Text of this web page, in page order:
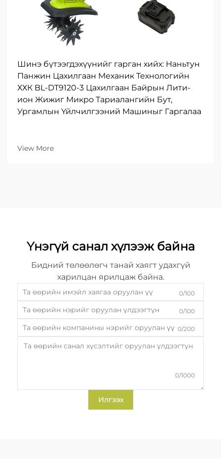
Шинэ бүтээгдэхүүнийг гарган хийх: Наньтун
Панжин Цахилгаан Механик Технологийн
ХХК BL-DT9120-3 Цахилгаан Байрын Лити-
ион Жижиг Микро Тариалангийн Бут,
Ургамлын Үйлчилгээний Машиныг Гаргалаа
View More
Үнэгүй санал хүлээж байна
Бидний төлөөлөгч танай хаягт удахгүй
харилцан ярилцаж байна.
0/100
0/100
0/200
0/1000
Илгээх